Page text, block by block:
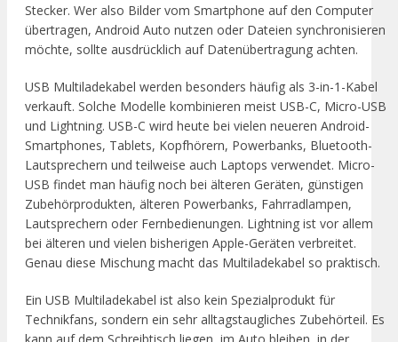
Stecker. Wer also Bilder vom Smartphone auf den Computer
übertragen, Android Auto nutzen oder Dateien synchronisieren
möchte, sollte ausdrücklich auf Datenübertragung achten.
USB Multiladekabel werden besonders häufig als 3-in-1-Kabel
verkauft. Solche Modelle kombinieren meist USB-C, Micro-USB
und Lightning. USB-C wird heute bei vielen neueren Android-
Smartphones, Tablets, Kopfhörern, Powerbanks, Bluetooth-
Lautsprechern und teilweise auch Laptops verwendet. Micro-
USB findet man häufig noch bei älteren Geräten, günstigen
Zubehörprodukten, älteren Powerbanks, Fahrradlampen,
Lautsprechern oder Fernbedienungen. Lightning ist vor allem
bei älteren und vielen bisherigen Apple-Geräten verbreitet.
Genau diese Mischung macht das Multiladekabel so praktisch.
Ein USB Multiladekabel ist also kein Spezialprodukt für
Technikfans, sondern ein sehr alltagstaugliches Zubehörteil. Es
kann auf dem Schreibtisch liegen, im Auto bleiben, in der